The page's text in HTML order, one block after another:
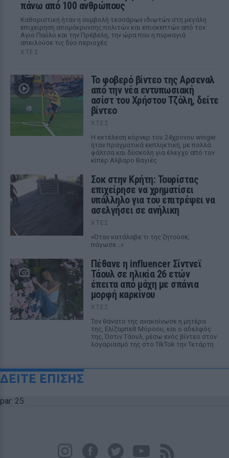
πάνω από 100 ανθρώπους
Καθοριστική ήταν η συμβολή τεσσάρων ιδιωτών στη μεγάλη
επιχείρηση απομάκρυνσης πολιτών και επισκεπτών από τον
Αγιο Παύλο και την Πρέβελη, την ώρα που η πυρκαγιά
απειλούσε τις δύο περιοχές
ΧΤΕΣ
Το φοβερό βίντεο της Αρσεναλ
από την νέα εντυπωσιακή
ασίστ του Χρήστου Τζόλη, δείτε
βίντεο
ΧΤΕΣ
Η εκτέλεση κόρνερ του 24χρονου winger
ήταν πραγματικά εκπληκτική, με πολλά
φάλτσα και δύσκολη για έλεγχο από τον
κίπερ Αλβαρο Βαγιές
Σοκ στην Κρήτη: Τουρίστας
επιχείρησε να χρηματίσει
υπάλληλο για του επιτρέψει να
ασελγήσει σε ανήλικη
ΧΤΕΣ
«Όταν κατάλαβε τι της ζητούσε,
πάγωσε...»
Πέθανε η influencer Σίντνεϊ
Τάουλ σε ηλικία 26 ετών
έπειτα από μάχη με σπάνια
μορφή καρκίνου
ΧΤΕΣ
Τον θάνατο της ανακοίνωσε η μητέρα
της, Ελίζαμπεθ Μόροου, και ο αδελφός
της, Όστιν Τάουλ, μέσω ενός βίντεο στον
λογαριασμό της στο TikTok την Τετάρτη
ΔΕΙΤΕ ΕΠΙΣΗΣ
par: 25